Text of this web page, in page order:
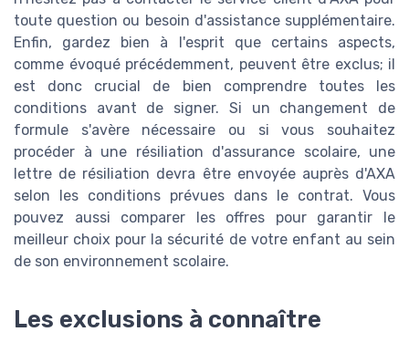
toute question ou besoin d'assistance supplémentaire.
Enfin, gardez bien à l'esprit que certains aspects,
comme évoqué précédemment, peuvent être exclus; il
est donc crucial de bien comprendre toutes les
conditions avant de signer. Si un changement de
formule s'avère nécessaire ou si vous souhaitez
procéder à une résiliation d'assurance scolaire, une
lettre de résiliation devra être envoyée auprès d'AXA
selon les conditions prévues dans le contrat. Vous
pouvez aussi comparer les offres pour garantir le
meilleur choix pour la sécurité de votre enfant au sein
de son environnement scolaire.
Les exclusions à connaître